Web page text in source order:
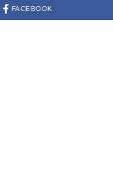
FACEBOOK